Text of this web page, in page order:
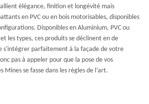
élégance, finition et longévité mais
en PVC ou en bois motorisables, disponibles
Disponibles en Aluminium, PVC ou
les types, ces produits se déclinent en de
s'intégrer parfaitement à la façade de votre
pas à appeler pour que la pose de vos
Mines se fasse dans les règles de l’art.